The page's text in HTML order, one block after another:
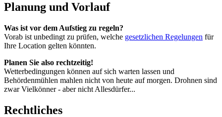
Planung und Vorlauf
Was ist vor dem Aufstieg zu regeln?
Vorab ist unbedingt zu prüfen, welche gesetzlichen Regelungen für
Ihre Location gelten könnten.
Planen Sie also rechtzeitig!
Wetterbedingungen können auf sich warten lassen und
Behördenmühlen mahlen nicht von heute auf morgen. Drohnen sind
zwar Vielkönner - aber nicht Allesdürfer...
Rechtliches